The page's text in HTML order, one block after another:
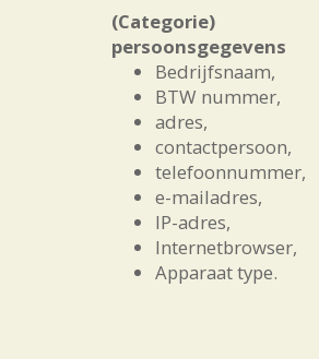
(Categorie)
persoonsgegevens
Bedrijfsnaam,
BTW nummer,
adres,
contactpersoon,
telefoonnummer,
e-mailadres,
IP-adres,
Internetbrowser,
Apparaat type.